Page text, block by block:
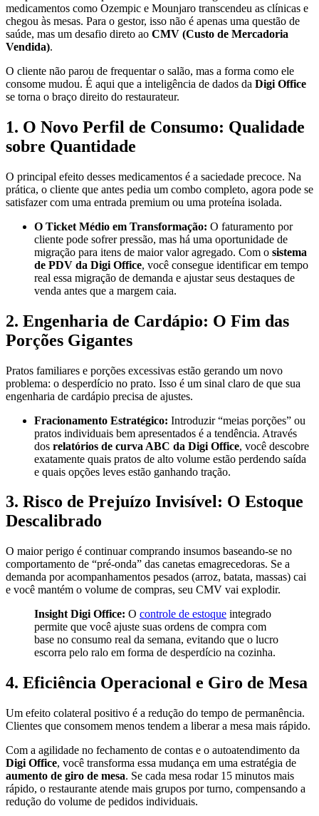
medicamentos como Ozempic e Mounjaro transcendeu as clínicas e
chegou às mesas. Para o gestor, isso não é apenas uma questão de
saúde, mas um desafio direto ao CMV (Custo de Mercadoria
Vendida).
O cliente não parou de frequentar o salão, mas a forma como ele
consome mudou. É aqui que a inteligência de dados da Digi Office
se torna o braço direito do restaurateur.
1. O Novo Perfil de Consumo: Qualidade
sobre Quantidade
O principal efeito desses medicamentos é a saciedade precoce. Na
prática, o cliente que antes pedia um combo completo, agora pode se
satisfazer com uma entrada premium ou uma proteína isolada.
O Ticket Médio em Transformação: O faturamento por
cliente pode sofrer pressão, mas há uma oportunidade de
migração para itens de maior valor agregado. Com o sistema
de PDV da Digi Office, você consegue identificar em tempo
real essa migração de demanda e ajustar seus destaques de
venda antes que a margem caia.
2. Engenharia de Cardápio: O Fim das
Porções Gigantes
Pratos familiares e porções excessivas estão gerando um novo
problema: o desperdício no prato. Isso é um sinal claro de que sua
engenharia de cardápio precisa de ajustes.
Fracionamento Estratégico: Introduzir “meias porções” ou
pratos individuais bem apresentados é a tendência. Através
dos relatórios de curva ABC da Digi Office, você descobre
exatamente quais pratos de alto volume estão perdendo saída
e quais opções leves estão ganhando tração.
3. Risco de Prejuízo Invisível: O Estoque
Descalibrado
O maior perigo é continuar comprando insumos baseando-se no
comportamento de “pré-onda” das canetas emagrecedoras. Se a
demanda por acompanhamentos pesados (arroz, batata, massas) cai
e você mantém o volume de compras, seu CMV vai explodir.
Insight Digi Office: O controle de estoque integrado
permite que você ajuste suas ordens de compra com
base no consumo real da semana, evitando que o lucro
escorra pelo ralo em forma de desperdício na cozinha.
4. Eficiência Operacional e Giro de Mesa
Um efeito colateral positivo é a redução do tempo de permanência.
Clientes que consomem menos tendem a liberar a mesa mais rápido.
Com a agilidade no fechamento de contas e o autoatendimento da
Digi Office, você transforma essa mudança em uma estratégia de
aumento de giro de mesa. Se cada mesa rodar 15 minutos mais
rápido, o restaurante atende mais grupos por turno, compensando a
redução do volume de pedidos individuais.